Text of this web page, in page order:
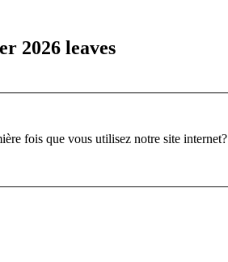
2026 leaves
fois que vous utilisez notre site internet?